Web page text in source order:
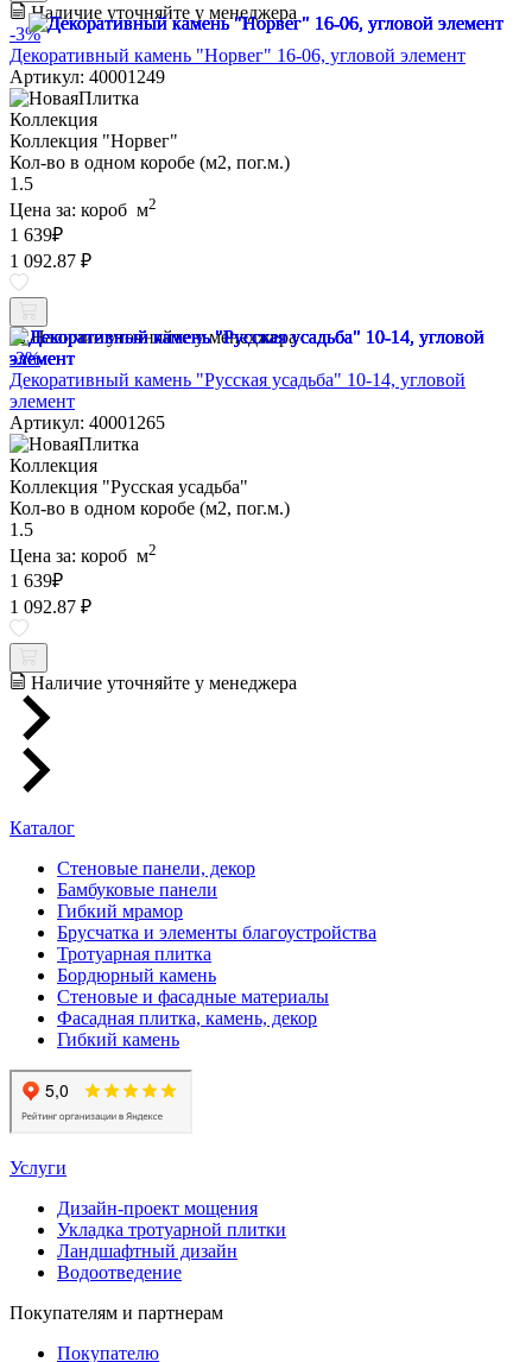
Наличие уточняйте у менеджера
-3%
Декоративный камень "Норвег" 16-06, угловой элемент
Артикул: 40001249
Коллекция
Коллекция "Норвег"
Кол-во в одном коробе (м2, пог.м.)
1.5
Цена за: короб м2
1 639₽
1 092.87 ₽
Наличие уточняйте у менеджера
-3%
Декоративный камень "Русская усадьба" 10-14, угловой
элемент
Артикул: 40001265
Коллекция
Коллекция "Русская усадьба"
Кол-во в одном коробе (м2, пог.м.)
1.5
Цена за: короб м2
1 639₽
1 092.87 ₽
Наличие уточняйте у менеджера
Каталог
Стеновые панели, декор
Бамбуковые панели
Гибкий мрамор
Брусчатка и элементы благоустройства
Тротуарная плитка
Бордюрный камень
Стеновые и фасадные материалы
Фасадная плитка, камень, декор
Гибкий камень
Услуги
Дизайн-проект мощения
Укладка тротуарной плитки
Ландшафтный дизайн
Водоотведение
Покупателям и партнерам
Покупателю